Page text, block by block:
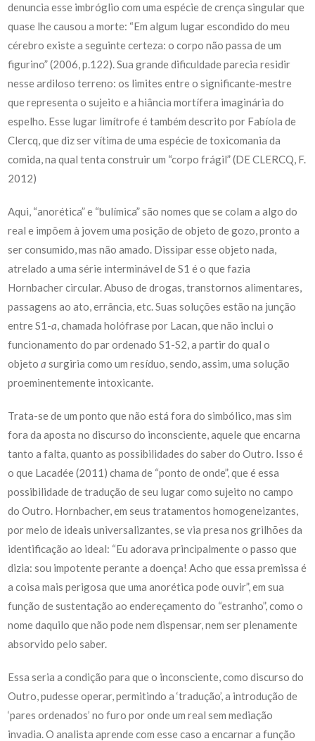
denuncia esse imbróglio com uma espécie de crença singular que
quase lhe causou a morte: “Em algum lugar escondido do meu
cérebro existe a seguinte certeza: o corpo não passa de um
figurino” (2006, p.122). Sua grande dificuldade parecia residir
nesse ardiloso terreno: os limites entre o significante-mestre
que representa o sujeito e a hiância mortífera imaginária do
espelho. Esse lugar limítrofe é também descrito por Fabíola de
Clercq, que diz ser vítima de uma espécie de toxicomania da
comida, na qual tenta construir um “corpo frágil” (DE CLERCQ, F.
2012)
Aqui, “anorética” e “bulímica” são nomes que se colam a algo do
real e impõem à jovem uma posição de objeto de gozo, pronto a
ser consumido, mas não amado. Dissipar esse objeto nada,
atrelado a uma série interminável de S1 é o que fazia
Hornbacher circular. Abuso de drogas, transtornos alimentares,
passagens ao ato, errância, etc. Suas soluções estão na junção
entre S1-a, chamada holófrase por Lacan, que não inclui o
funcionamento do par ordenado S1-S2, a partir do qual o
objetoa surgiria como um resíduo, sendo, assim, uma solução
proeminentemente intoxicante.
Trata-se de um ponto que não está fora do simbólico, mas sim
fora da aposta no discurso do inconsciente, aquele que encarna
tanto a falta, quanto as possibilidades do saber do Outro. Isso é
o que Lacadée (2011) chama de “ponto de onde”, que é essa
possibilidade de tradução de seu lugar como sujeito no campo
do Outro. Hornbacher, em seus tratamentos homogeneizantes,
por meio de ideais universalizantes, se via presa nos grilhões da
identificação ao ideal: “Eu adorava principalmente o passo que
dizia: sou impotente perante a doença! Acho que essa premissa é
a coisa mais perigosa que uma anorética pode ouvir”, em sua
função de sustentação ao endereçamento do “estranho”, como o
nome daquilo que não pode nem dispensar, nem ser plenamente
absorvido pelo saber.
Essa seria a condição para que o inconsciente, como discurso do
Outro, pudesse operar, permitindo a ‘tradução’, a introdução de
‘pares ordenados’ no furo por onde um real sem mediação
invadia. O analista aprende com esse caso a encarnar a função